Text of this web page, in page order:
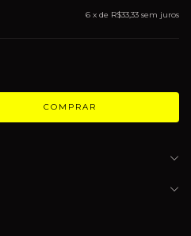
6 x de R$33,33 sem juros